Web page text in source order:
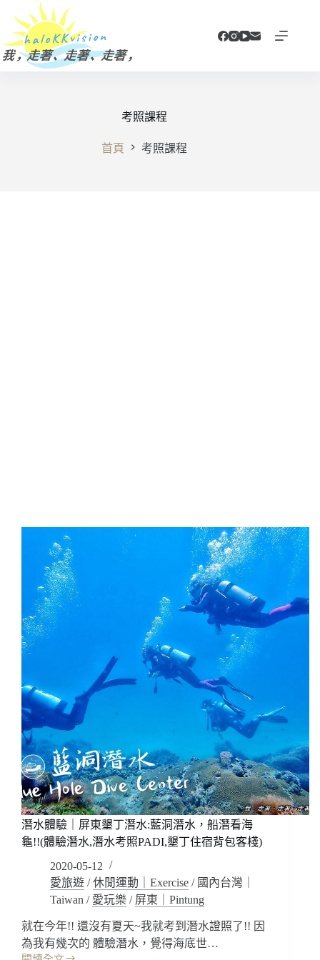
主
要
考照課程
首頁 考照課程
潛水體驗｜屏東墾丁潛水:藍洞潛水，船潛看海
龜!!(體驗潛水,潛水考照PADI,墾丁住宿背包客棧)
2020-05-12
愛旅遊 /休閒運動｜Exercise / 國內台灣｜
Taiwan / 愛玩樂 / 屏東｜Pintung
就在今年!! 還沒有夏天~我就考到潛水證照了!! 因
為我有幾次的 體驗潛水，覺得海底世…